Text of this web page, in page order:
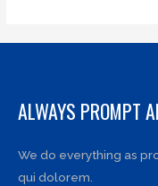
ALWAYS PROMPT
We do everything as
qui dolorem.